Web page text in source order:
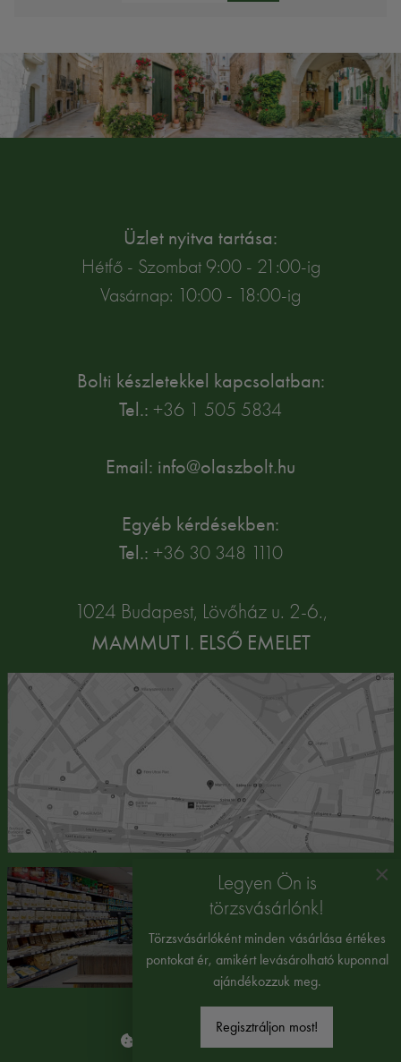
Üzlet nyitva tartása:
Hétfő - Szombat 9:00 - 21:00-ig
Vasárnap: 10:00 - 18:00-ig
Bolti készletekkel kapcsolatban:
Tel.: +36 1 505 5834
Email: info@olaszbolt.hu
Egyéb kérdésekben:
Tel.: +36 30 348 1110
1024 Budapest, Lövőház u. 2-6.,
MAMMUT I. ELSŐ EMELET
×
Legyen Ön is
törzsvásárlónk!
Törzsvásárlóként minden vásárlása értékes
pontokat ér, amikért levásárolható kuponnal
ajándékozzuk meg.
Regisztráljon most!